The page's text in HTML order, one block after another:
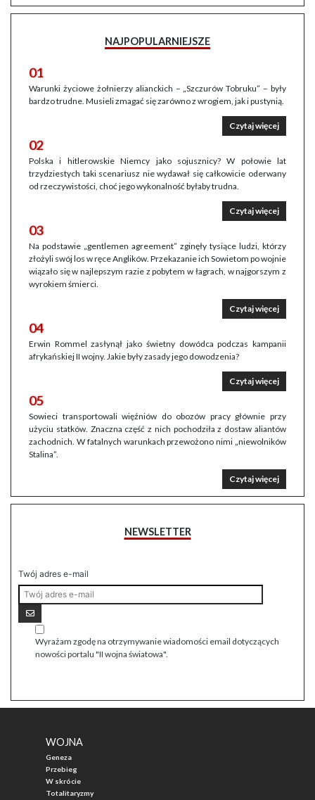
NAJPOPULARNIEJSZE
01
Warunki życiowe żołnierzy alianckich – „Szczurów Tobruku” – były
bardzo trudne. Musieli zmagać się zarówno z wrogiem, jak i pustynią.
Czytaj więcej
02
Polska i hitlerowskie Niemcy jako sojusznicy? W połowie lat
trzydziestych taki scenariusz nie wydawał się całkowicie oderwany
od rzeczywistości, choć jego wykonalność byłaby trudna.
Czytaj więcej
03
Na podstawie „gentlemen agreement” zginęły tysiące ludzi, którzy
złożyli swój los w ręce Anglików. Przekazanie ich Sowietom po wojnie
wiązało się w najlepszym razie z pobytem w łagrach, w najgorszym z
wyrokiem śmierci.
Czytaj więcej
04
Erwin Rommel zasłynął jako świetny dowódca podczas kampanii
afrykańskiej II wojny. Jakie były zasady jego dowodzenia?
Czytaj więcej
05
Sowieci transportowali więźniów do obozów pracy głównie przy
użyciu statków. Znaczna część z nich pochodziła z dostaw aliantów
zachodnich. W fatalnych warunkach przewożono nimi „niewolników
Stalina”.
Czytaj więcej
NEWSLETTER
Twój adres e-mail
Wyrażam zgodę na otrzymywanie wiadomości email dotyczących
nowości portalu "II wojna światowa".
WOJNA
Geneza
Przebieg
W skrócie
Totalitaryzmy